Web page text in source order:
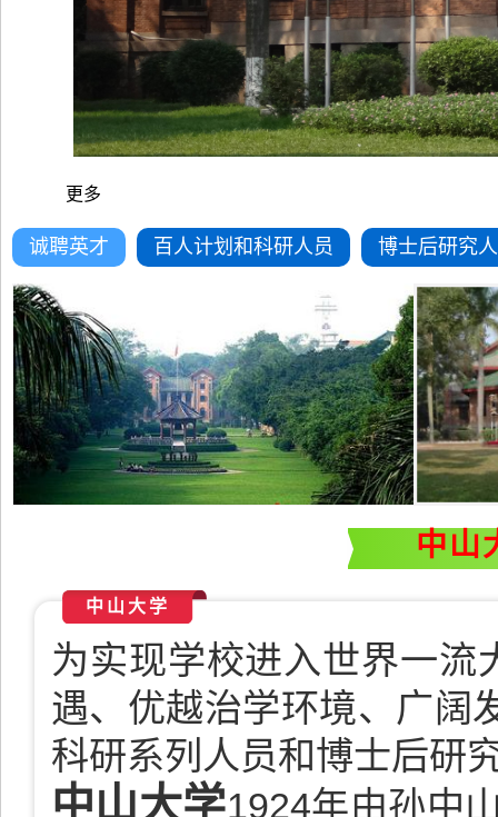
更多
诚聘英才 百人计划和科研人员 博士后研究
中山
中山大学
为实现学校进入世界一流
遇、优越治学环境、广阔
科研系列人员和博士后研
中山大学1924年由孙中